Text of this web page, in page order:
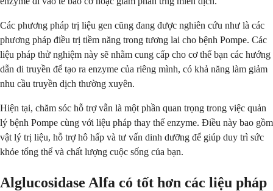
Các phương pháp trị liệu gen cũng đang được nghiên cứu như là các
phương pháp điều trị tiềm năng trong tương lai cho bệnh Pompe. Các
liệu pháp thử nghiệm này sẽ nhằm cung cấp cho cơ thể bạn các hướng
dẫn di truyền để tạo ra enzyme của riêng mình, có khả năng làm giảm
nhu cầu truyền dịch thường xuyên.
Hiện tại, chăm sóc hỗ trợ vẫn là một phần quan trọng trong việc quản
lý bệnh Pompe cùng với liệu pháp thay thế enzyme. Điều này bao gồm
vật lý trị liệu, hỗ trợ hô hấp và tư vấn dinh dưỡng để giúp duy trì sức
khỏe tổng thể và chất lượng cuộc sống của bạn.
Alglucosidase Alfa có tốt hơn các liệu pháp